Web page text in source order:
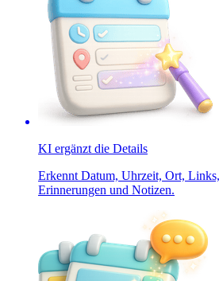
KI ergänzt die Details
Erkennt Datum, Uhrzeit, Ort,
Erinnerungen und Notizen.